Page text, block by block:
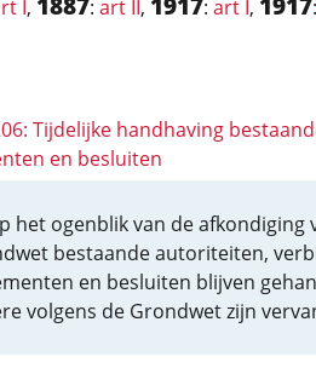
I, : art II, : art I, :
Tijdelijke handhaving
en besluiten
het ogenblik van de afkondiging
bestaande autoriteiten,
en besluiten blijven
volgens de Grondwet zijn